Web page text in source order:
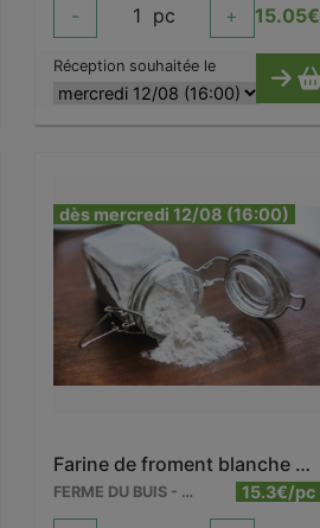
- 1 pc + 15.05€
Réception souhaitée le
dès mercredi 12/08 (16:00)
Farine de froment blanche bio 5 kg
FERME DU BUIS - BARRY 15.3€/pc